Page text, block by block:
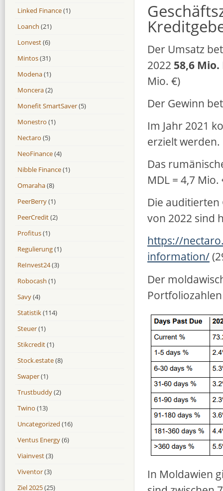
Der Umsatz
2022 58,6 Mio.
Mio. €)
Der Gewinn
Im Jahr 2021
erzielt werden.
Das
MDL = 4,7 Mio.
Die auditierten
von 2022 sind
https://
information/
Der
In Moldawien
Linked Finance(1)
Loanch (21)
Lonvest(6)
Mintos(31)
Modena(1)
Moncera(2)
Monefit SmartSaver(5)
Monestro (1)
Nectaro (5)
NeoFinance(4)
Nibble Finance(1)
Omaraha(8)
PeerBerry(1)
PeerCredit(2)
Profitus(1)
Regulierung(1)
ReInvest24(3)
Robocash (1)
Savy(4)
Statistik(114)
Steuer(1)
Stikcredit(1)
Stock.estate(8)
Swaper(1)
Trustbuddy(2)
Twino (13)
Uncategorized (16)
Ventus Energy(6)
Viainvest(3)
Viventor(3)
Ziel 2025(25)